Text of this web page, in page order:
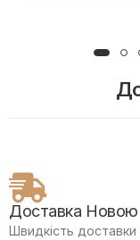
Доставка
Швидкість